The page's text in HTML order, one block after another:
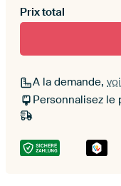
toe aan je
Prix total
A la demande,
Personnalisez le